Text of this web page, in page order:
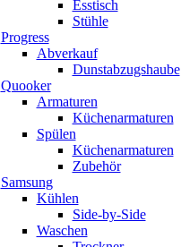
Esstisch
Stühle
Progress
Abverkauf
Dunstabzugshaube
Quooker
Armaturen
Küchenarmaturen
Spülen
Küchenarmaturen
Zubehör
Samsung
Kühlen
Side-by-Side
Waschen